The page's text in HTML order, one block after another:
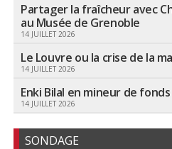
Partager la fraîcheur avec
au Musée de Grenoble
14 JUILLET 2026
Le Louvre ou la crise de la
14 JUILLET 2026
Enki Bilal en mineur de fonds
14 JUILLET 2026
SONDAGE